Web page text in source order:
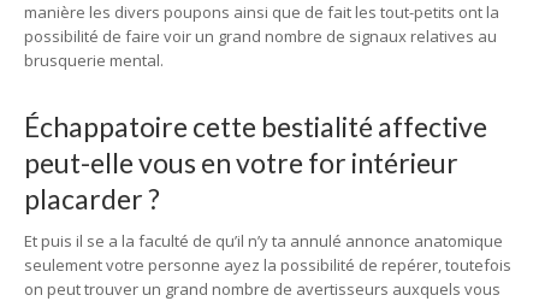
manière les divers poupons ainsi que de fait les tout-petits ont la
possibilité de faire voir un grand nombre de signaux relatives au
brusquerie mental.
Échappatoire cette bestialité affective
peut-elle vous en votre for intérieur
placarder ?
Et puis il se a la faculté de qu’il n’y ta annulé annonce anatomique
seulement votre personne ayez la possibilité de repérer, toutefois
on peut trouver un grand nombre de avertisseurs auxquels vous